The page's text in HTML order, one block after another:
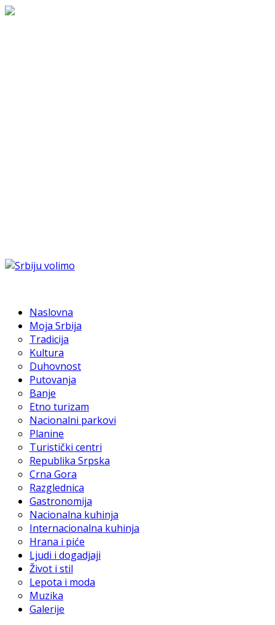
Naslovna
Moja Srbija
Tradicija
Kultura
Duhovnost
Putovanja
Banje
Etno turizam
Nacionalni parkovi
Planine
Turistički centri
Republika Srpska
Crna Gora
Razglednica
Gastronomija
Nacionalna kuhinja
Internacionalna kuhinja
Hrana i piće
Ljudi i dogadjaji
Život i stil
Lepota i moda
Muzika
Galerije